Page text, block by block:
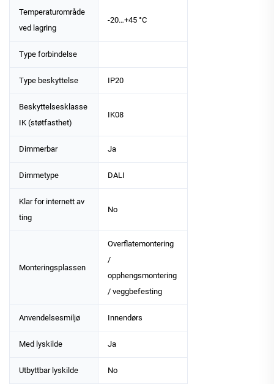
Temperaturområde
ved lagring
-20…+45 °C
Type forbindelse
Type beskyttelse IP20
Beskyttelsesklasse
IK (støtfasthet)
IK08
Dimmerbar Ja
Dimmetype DALI
Klar for internett av
ting
No
Monteringsplassen
Overflatemontering
/
opphengsmontering
/ veggbefesting
Anvendelsesmiljø Innendørs
Med lyskilde Ja
Utbyttbar lyskilde No